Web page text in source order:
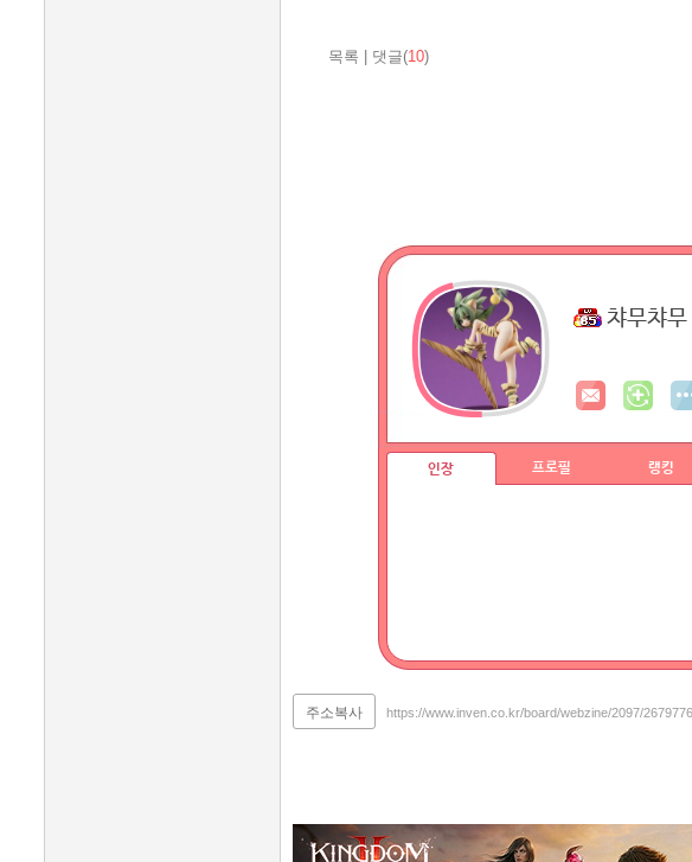
목록 댓글(10)
챠무챠무
인장 프로필 랭킹
주소복사 https://www.inven.co.kr/board/webzine/2097/2679776